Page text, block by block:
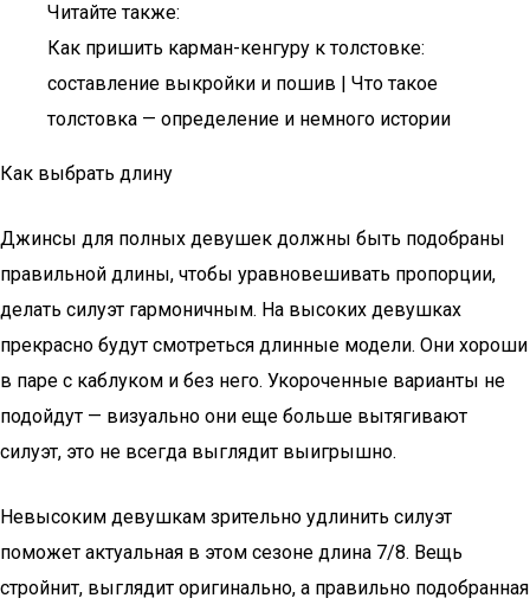
Читайте также:
Как пришить карман-кенгуру к толстовке:
составление выкройки и пошив | Что такое
толстовка — определение и немного истории
Как выбрать длину
Джинсы для полных девушек должны быть подобраны
правильной длины, чтобы уравновешивать пропорции,
делать силуэт гармоничным. На высоких девушках
прекрасно будут смотреться длинные модели. Они хороши
в паре с каблуком и без него. Укороченные варианты не
подойдут — визуально они еще больше вытягивают
силуэт, это не всегда выглядит выигрышно.
Невысоким девушкам зрительно удлинить силуэт
поможет актуальная в этом сезоне длина 7/8. Вещь
стройнит, выглядит оригинально, а правильно подобранная